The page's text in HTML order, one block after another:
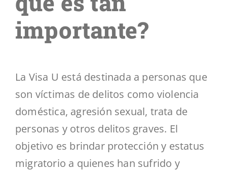
importante?
La Visa U está destinada a personas que
son víctimas de delitos como violencia
doméstica, agresión sexual, trata de
personas y otros delitos graves. El
objetivo es brindar protección y estatus
migratorio a quienes han sufrido y